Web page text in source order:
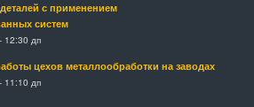
с применением
систем
12:30 дп
цехов металлообработки на заводах
11:10 дп